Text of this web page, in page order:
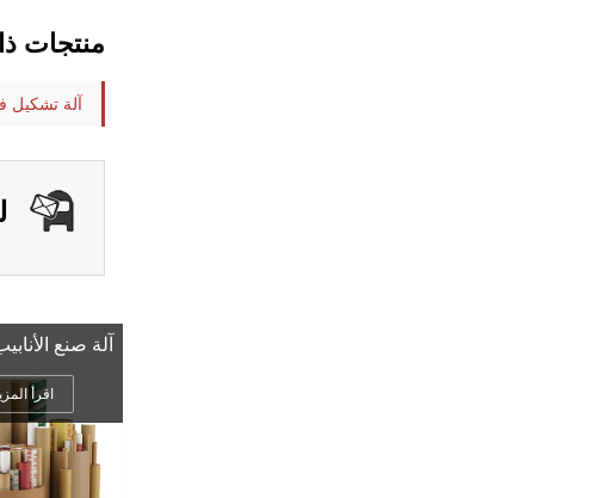
منتجات
آلة تشكيل
آلة صنع
اقرأ